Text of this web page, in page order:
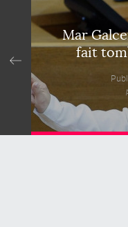
Mar
fait